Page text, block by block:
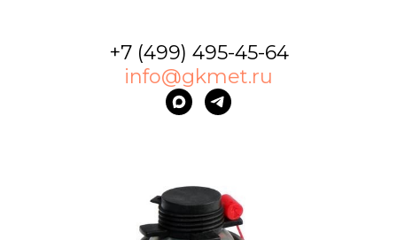
+7 (499) 495-45-64
info@gkmet.ru